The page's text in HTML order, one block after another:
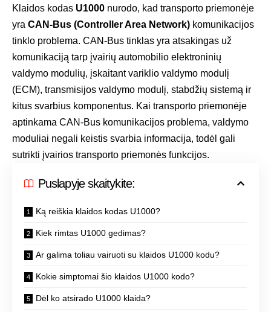
Klaidos kodas U1000 nurodo, kad transporto priemonėje
yra CAN-Bus (Controller Area Network) komunikacijos
tinklo problema. CAN-Bus tinklas yra atsakingas už
komunikaciją tarp įvairių automobilio elektroninių
valdymo modulių, įskaitant variklio valdymo modulį
(ECM), transmisijos valdymo modulį, stabdžių sistemą ir
kitus svarbius komponentus. Kai transporto priemonėje
aptinkama CAN-Bus komunikacijos problema, valdymo
moduliai negali keistis svarbia informacija, todėl gali
sutrikti įvairios transporto priemonės funkcijos.
Puslapyje skaitykite:
Ką reiškia klaidos kodas U1000?
Kiek rimtas U1000 gedimas?
Ar galima toliau vairuoti su klaidos U1000 kodu?
Kokie simptomai šio klaidos U1000 kodo?
Dėl ko atsirado U1000 klaida?